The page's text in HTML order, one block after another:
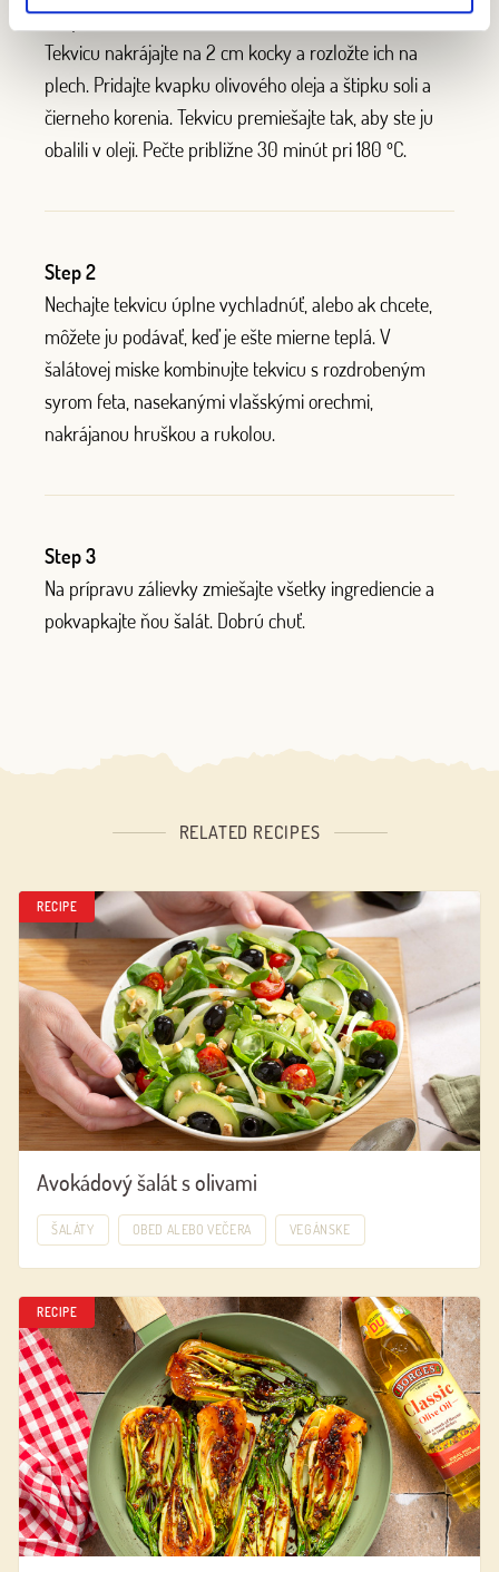
Step 1
Tekvicu nakrájajte na 2 cm kocky a rozložte ich na
plech. Pridajte kvapku olivového oleja a štipku soli a
čierneho korenia. Tekvicu premiešajte tak, aby ste ju
obalili v oleji. Pečte približne 30 minút pri 180 ºC.
Step 2
Nechajte tekvicu úplne vychladnúť, alebo ak chcete,
môžete ju podávať, keď je ešte mierne teplá. V
šalátovej miske kombinujte tekvicu s rozdrobeným
syrom feta, nasekanými vlašskými orechmi,
nakrájanou hruškou a rukolou.
Step 3
Na prípravu zálievky zmiešajte všetky ingrediencie a
pokvapkajte ňou šalát. Dobrú chuť.
RELATED RECIPES
RECIPE
Avokádový šalát s olivami
ŠALÁTY OBED ALEBO VEČERA VEGÁNSKE
RECIPE